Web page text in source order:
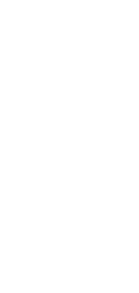
В Жизни
Губят Мужчин